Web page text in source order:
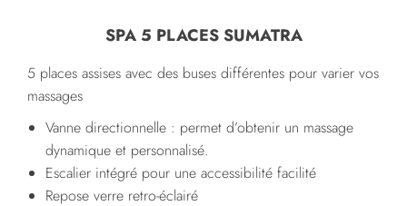
SPA 5 PLACES SUMATRA
5 places assises avec des buses différentes pour varier vos
massages
Vanne directionnelle : permet d’obtenir un massage
dynamique et personnalisé.
Escalier intégré pour une accessibilité facilité
Repose verre retro-éclairé